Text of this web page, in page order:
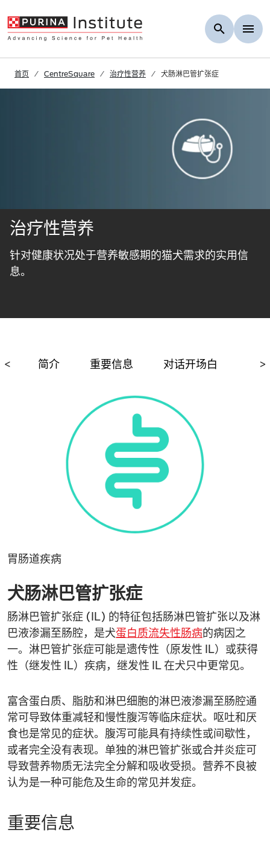
首页 CentreSquare 治疗性营养 犬肠淋巴管扩张症
治疗性营养
针对健康状况处于营养敏感期的猫犬需求的实用信
息。
< >
简介 重要信息 对话开场白 相
胃肠道疾病
犬肠淋巴管扩张症
肠淋巴管扩张症 (IL) 的特征包括肠淋巴管扩张以及淋
巴液渗漏至肠腔，是犬蛋白质流失性肠病的病因之
一。淋巴管扩张症可能是遗传性（原发性 IL）或获得
性（继发性 IL）疾病，继发性 IL 在犬只中更常见。
富含蛋白质、脂肪和淋巴细胞的淋巴液渗漏至肠腔通
常可导致体重减轻和慢性腹泻等临床症状。呕吐和厌
食也是常见的症状。腹泻可能具有持续性或间歇性，
或者完全没有表现。单独的淋巴管扩张或合并炎症可
导致营养物质无法完全分解和吸收受损。营养不良被
认为是一种可能危及生命的常见并发症。
重要信息